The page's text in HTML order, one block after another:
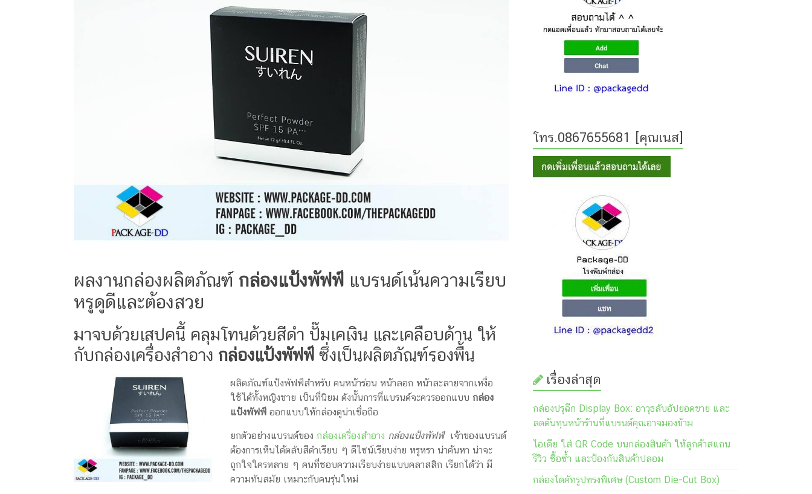
Design
ผลิต
เซ็ต
รับ
ผลิต
กล่อง
ครีม
ผลงานกล่องผลิตภัณฑ์ กล่องแป้งพัฟฟ์ แบรนด์เน้นความเรียบ
หรูดูดีและต้องสวย
มาจบด้วยเสปคนี้ คลุมโทนด้วยสีดำ ปั๊มเคเงิน และเคลือบด้าน ให้
กับกล่องเครื่องสำอาง กล่องแป้งพัฟฟ์ ซึ่งเป็นผลิตภัณฑ์รองพื้น
ผลิตภัณฑ์แป้งพัฟฟ์สำหรับ คนหน้าร่อน หน้าลอก หน้าละลายจากเหงื่อ
ใช้ได้ทั้งหญิงชาย เป็นที่นิยม ดังนั้นการที่แบรนด์จะควรออกแบบ กล่อง
แป้งพัฟฟ์ ออกแบบให้กล่องดูน่าเชื่อถือ
ยกตัวอย่างแบรนด์ของ กล่องเครื่องสำอาง กล่องแป้งพัฟฟ์เจ้าของแบรนด์
ต้องการเห็นได้ตลับสีดำเรียบ ๆ ดีไซน์เรียบง่าย หรูหรา น่าค้นหา น่าจะ
ถูกใจใครหลาย ๆ คนที่ชอบความเรียบง่ายแบบคลาสสิก เรียกได้ว่า มี
ความทันสมัย เหมาะกับคนรุ่นใหม่
โทร.0867655681 [คุณเนส]
เรื่องล่าสุด
กล่องปรุฉีก Display Box: อาวุธลับอัปยอดขาย และ
ลดต้นทุนหน้าร้านที่แบรนด์คุณอาจมองข้าม
ไอเดีย ใส่ QR Code บนกล่องสินค้า ให้ลูกค้าสแกน
รีวิว ซื้อซ้ำ และป้องกันสินค้าปลอม
กล่องไดคัทรูปทรงพิเศษ (Custom Die-Cut Box)